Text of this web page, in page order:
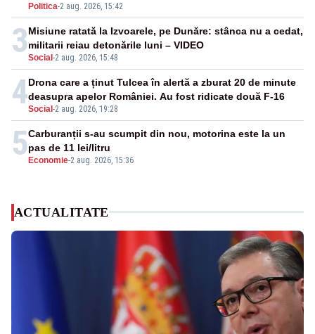
Politica-2 aug. 2026, 15:42
3Social-2 aug. 2026, 15:48
Misiune ratată la Izvoarele, pe Dunăre: stânca nu a cedat,
militarii reiau detonările luni – VIDEO
4Social-2 aug. 2026, 19:28
Drona care a ținut Tulcea în alertă a zburat 20 de minute
deasupra apelor României. Au fost ridicate două F-16
5Economie-2 aug. 2026, 15:36
Carburanții s-au scumpit din nou, motorina este la un
pas de 11 lei/litru
ACTUALITATE